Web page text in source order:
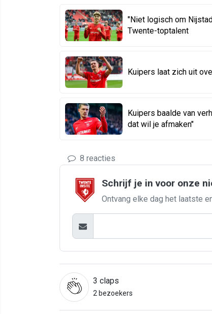
"Niet logisch om
Twente-toptalent
Kuipers laat zich uit
Kuipers baalde van
dat wil je afmaken"
8 reacties
Schrijf je in voor onze
Ontvang elke dag het laatste
3 claps
2 bezoekers